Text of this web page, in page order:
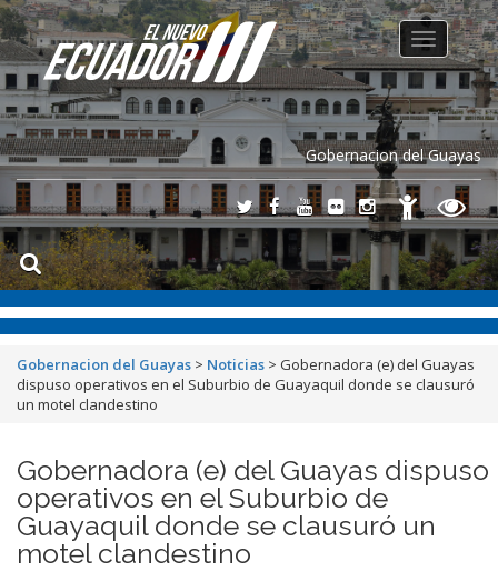
Gobernacion del Guayas
Toggle
navigation
Gobernacion del Guayas > Noticias > Gobernadora (e) del Guayas
dispuso operativos en el Suburbio de Guayaquil donde se clausuró
un motel clandestino
Gobernadora (e) del Guayas dispuso
operativos en el Suburbio de
Guayaquil donde se clausuró un
motel clandestino